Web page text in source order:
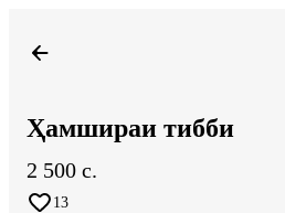
Ҳамшираи тибби
2 500 c.
13